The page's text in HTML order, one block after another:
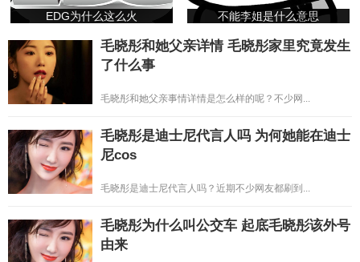
EDG为什么这么火 不能李姐是什么意思
毛晓彤和她父亲详情 毛晓彤家里究竟发生
了什么事
毛晓彤和她父亲事情详情是怎么样的呢？不少网...
毛晓彤是迪士尼代言人吗 为何她能在迪士
尼cos
毛晓彤是迪士尼代言人吗？近期不少网友都刷到...
毛晓彤为什么叫公交车 起底毛晓彤该外号
由来